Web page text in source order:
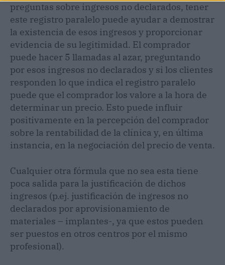
preguntas sobre ingresos no declarados, tener
este registro paralelo puede ayudar a demostrar
la existencia de esos ingresos y proporcionar
evidencia de su legitimidad. El comprador
puede hacer 5 llamadas al azar, preguntando
por esos ingresos no declarados y si los clientes
responden lo que indica el registro paralelo
puede que el comprador los valore a la hora de
determinar un precio. Esto puede influir
positivamente en la percepción del comprador
sobre la rentabilidad de la clínica y, en última
instancia, en la negociación del precio de venta.
Cualquier otra fórmula que no sea esta tiene
poca salida para la justificación de dichos
ingresos (p.ej. justificación de ingresos no
declarados por aprovisionamiento de
materiales – implantes-, ya que estos pueden
ser puestos en otros centros por el mismo
profesional).